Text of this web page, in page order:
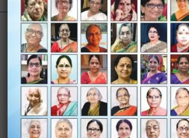
అక్షరయాన్ – తెలుగు మహిళా
తెలుగు మహిళా రచయితల ఫౌండేషన్